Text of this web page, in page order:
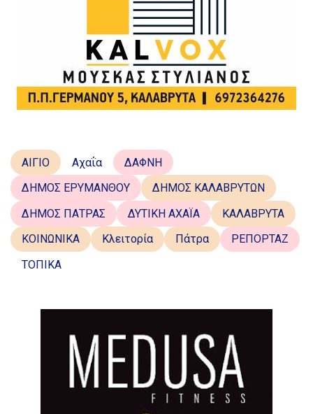
ΑΙΓΙΟ Αχαΐα
ΔΑΦΝΗ
ΔΗΜΟΣ ΕΡΥΜΑΝΘΟΥ
ΔΗΜΟΣ ΚΑΛΑΒΡΥΤΩΝ
ΔΗΜΟΣ ΠΑΤΡΑΣ
ΔΥΤΙΚΗ ΑΧΑΪΑ
ΚΑΛΑΒΡΥΤΑ
ΚΟΙΝΩΝΙΚΑ
Κλειτορία Πάτρα
ΡΕΠΟΡΤΑΖ
ΤΟΠΙΚΑ